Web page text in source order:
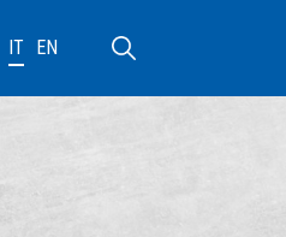
IT EN